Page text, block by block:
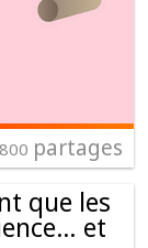
partages
que les
et